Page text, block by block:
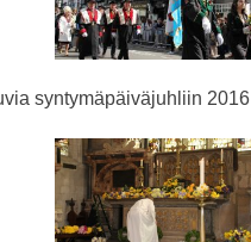
syntymäpäiväjuhliin 2016